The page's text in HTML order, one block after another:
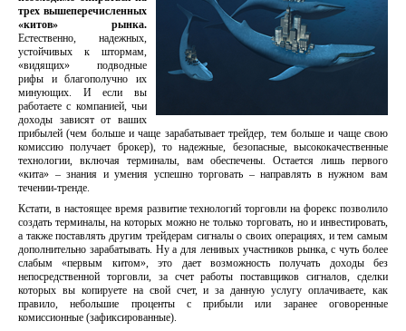
трех вышеперечисленных
«китов» рынка.
Естественно, надежных,
устойчивых к штормам,
«видящих» подводные
рифы и благополучно их
минующих. И если вы
работаете с компанией, чьи
доходы зависят от ваших
прибылей (чем больше и чаще зарабатывает трейдер, тем больше и чаще свою
комиссию получает брокер), то надежные, безопасные, высококачественные
технологии, включая терминалы, вам обеспечены. Остается лишь первого
«кита» – знания и умения успешно торговать – направлять в нужном вам
течении-тренде.
Кстати, в настоящее время развитие технологий торговли на форекс позволило
создать терминалы, на которых можно не только торговать, но и инвестировать,
а также поставлять другим трейдерам сигналы о своих операциях, и тем самым
дополнительно зарабатывать. Ну а для ленивых участников рынка, с чуть более
слабым «первым китом», это дает возможность получать доходы без
непосредственной торговли, за счет работы поставщиков сигналов, сделки
которых вы копируете на свой счет, и за данную услугу оплачиваете, как
правило, небольшие проценты с прибыли или заранее оговоренные
комиссионные (зафиксированные).